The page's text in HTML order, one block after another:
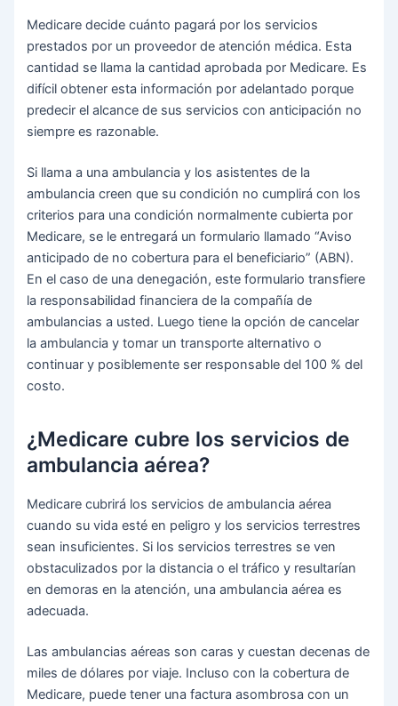
Medicare decide cuánto pagará por los servicios
prestados por un proveedor de atención médica. Esta
cantidad se llama la cantidad aprobada por Medicare. Es
difícil obtener esta información por adelantado porque
predecir el alcance de sus servicios con anticipación no
siempre es razonable.
Si llama a una ambulancia y los asistentes de la
ambulancia creen que su condición no cumplirá con los
criterios para una condición normalmente cubierta por
Medicare, se le entregará un formulario llamado “Aviso
anticipado de no cobertura para el beneficiario” (ABN).
En el caso de una denegación, este formulario transfiere
la responsabilidad financiera de la compañía de
ambulancias a usted. Luego tiene la opción de cancelar
la ambulancia y tomar un transporte alternativo o
continuar y posiblemente ser responsable del 100 % del
costo.
¿Medicare cubre los servicios de
ambulancia aérea?
Medicare cubrirá los servicios de ambulancia aérea
cuando su vida esté en peligro y los servicios terrestres
sean insuficientes. Si los servicios terrestres se ven
obstaculizados por la distancia o el tráfico y resultarían
en demoras en la atención, una ambulancia aérea es
adecuada.
Las ambulancias aéreas son caras y cuestan decenas de
miles de dólares por viaje. Incluso con la cobertura de
Medicare, puede tener una factura asombrosa con un